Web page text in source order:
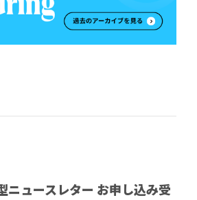
ニュースレター お申し込み受